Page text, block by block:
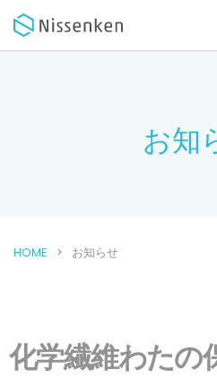
お知
HOME お知らせ
化学繊維わたの